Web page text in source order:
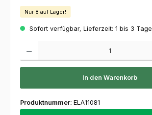
Nur 8 auf Lager!
Sofort verfügbar, Lieferzeit: 1 bis 3 Tage
In den Warenkorb
Produktnummer: ELA11081